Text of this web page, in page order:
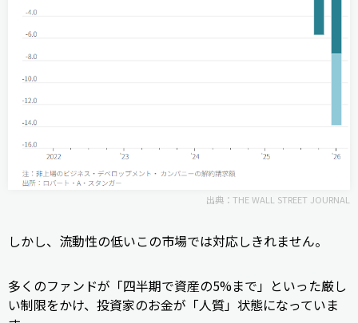
出典： THE WALL STREET JOURNAL
しかし、流動性の低いこの市場では対応しきれません。
多くのファンドが「四半期で資産の5%まで」といった厳し
い制限をかけ、投資家のお金が「人質」状態になっていま